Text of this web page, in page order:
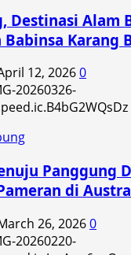
Destinasi Alam
Karang
12, 20260
Panggung
di
26, 20260